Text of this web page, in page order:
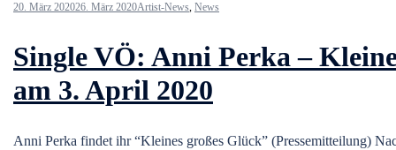
20. März 202026. März 2020Artist-News, News
Single VÖ: Anni Perka –
am 3. April 2020
Anni Perka findet ihr “Kleines großes Glück” (Pressemitteilung)